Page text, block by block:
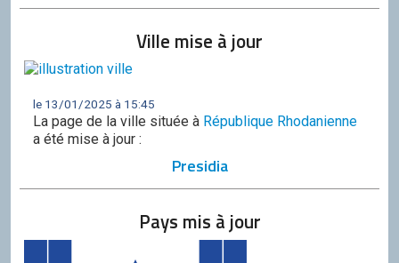
Ville mise à jour
le 13/01/2025 à 15:45
La page de la ville située à République Rhodanienne
a été mise à jour :
Presidia
Pays mis à jour